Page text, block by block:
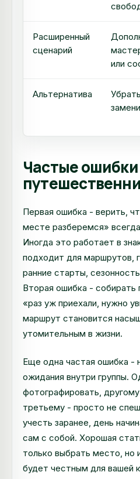
Расширенный
сценарий
или
Альтернатива
Частые ошибки
Первая ошибка - верить,
месте разберемся»
Иногда это работает в
подходит для маршрутов,
ранние старты,
Вторая ошибка - собирать
«раз уж приехали, нужно
маршрут становится
утомительным в жизни.
Еще одна частая ошибка -
ожидания внутри группы.
фотографировать,
третьему - просто не
учесть заранее, день
сам с собой. Хорошая
только выбрать место, но
будет честным для вашей